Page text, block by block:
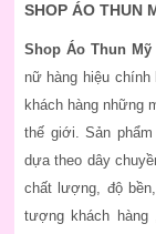
SHOP ÁO THUN
Shop Áo Thun Mỹ
nữ hàng hiệu
khách hàng những
thế giới. Sản
dựa theo dây
chất lượng, độ
tượng khách